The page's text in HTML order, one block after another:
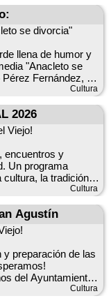
amigos y vecinos,
una tradición
pueblo.
"El Ruedo".
fuego y disfruta de
se divorcia"
llena de humor y
"Anacleto se
Fernández, a
de Gallinas.
que
público.
con una buena
Cultura
2026
Viejo!
encuentros y
Un programa
cultura, la tradición,
protagonistas de los
se unen para
inolvidables
de
que trabajan para
municipio.
Cultura
Agustín
preparación de las
del Ayuntamiento
unas fiestas
Cultura